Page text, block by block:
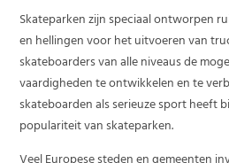
Skateparken zijn speciaal ontworpen
en hellingen voor het uitvoeren van
skateboarders van alle niveaus de
vaardigheden te ontwikkelen en te
skateboarden als serieuze sport heeft
populariteit van skateparken.